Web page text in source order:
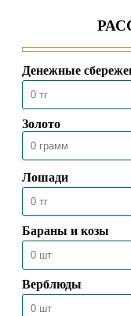
16.12.2023 20965
ДЕНЬ РЕСПУБЛИКИ –
НАЦИОНАЛЬНЫЙ ПРАЗДНИК
КАЗАХСТАНА
25.10.2023